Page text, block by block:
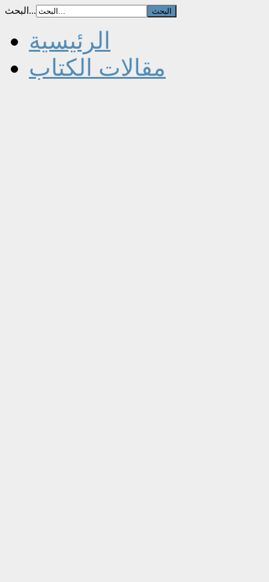
البحث...
الرئيسية
مقالات الكتاب